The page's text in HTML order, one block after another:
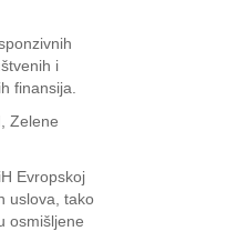
i
finansija.
Zelene
Evropskoj
uslova, tako
osmišljene